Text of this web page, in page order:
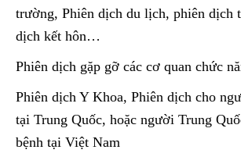
trường, Phiên dịch du lịch, phiên dịch
dịch kết hôn…
Phiên dịch gặp gỡ các cơ quan chức
Phiên dịch Y Khoa, Phiên dịch cho
tại Trung Quốc, hoặc người Trung
bệnh tại Việt Nam